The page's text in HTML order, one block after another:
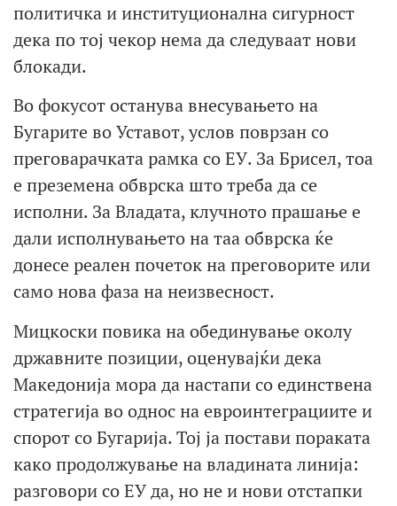
политичка и институционална сигурност
дека по тој чекор нема да следуваат нови
блокади.
Во фокусот останува внесувањето на
Бугарите во Уставот, услов поврзан со
преговарачката рамка со ЕУ. За Брисел, тоа
е преземена обврска што треба да се
исполни. За Владата, клучното прашање е
дали исполнувањето на таа обврска ќе
донесе реален почеток на преговорите или
само нова фаза на неизвесност.
Мицкоски повика на обединување околу
државните позиции, оценувајќи дека
Македонија мора да настапи со единствена
стратегија во однос на евроинтеграциите и
спорот со Бугарија. Тој ја постави пораката
како продолжување на владината линија:
разговори со ЕУ да, но не и нови отстапки